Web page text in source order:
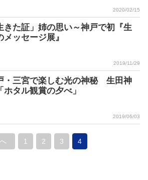
2020/02/15
きた証」姉の思い～神戸で初『生
メッセージ展』
2019/11/29
・三宮で楽しむ光の神秘 生田神
ホタル観賞の夕べ」
2019/06/03
1 2 3 4